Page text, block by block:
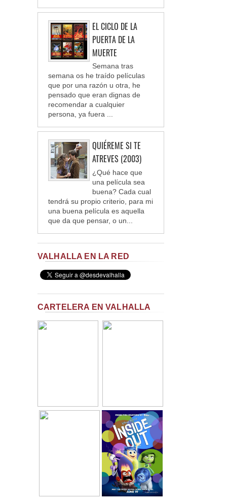
EL CICLO DE LA
PUERTA DE LA
MUERTE
Semana tras
semana os he traído películas
que por una razón u otra, he
pensado que eran dignas de
recomendar a cualquier
persona, ya fuera ...
QUIÉREME SI TE
ATREVES (2003)
¿Qué hace que
una película sea
buena? Cada cual
tendrá su propio criterio, para mi
una buena película es aquella
que da que pensar, o un...
VALHALLA EN LA RED
CARTELERA EN VALHALLA